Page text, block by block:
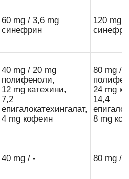
60 mg / 3,6 mg
синефрин
120 mg /
40 mg / 20 mg
полифеноли,
12 mg катехини,
7,2
епигалокатехингалат,
4 mg кофеин
80 mg /
24 mg
14,4
8 mg
40 mg / - 80 mg / -